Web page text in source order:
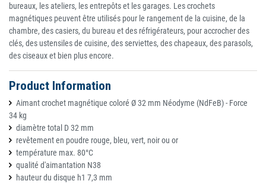
bureaux, les ateliers, les entrepôts et les garages. Les crochets
magnétiques peuvent être utilisés pour le rangement de la cuisine, de la
chambre, des casiers, du bureau et des réfrigérateurs, pour accrocher des
clés, des ustensiles de cuisine, des serviettes, des chapeaux, des parasols,
des ciseaux et bien plus encore.
Product Information
Aimant crochet magnétique coloré Ø 32 mm Néodyme (NdFeB) - Force
34 kg
diamètre total D 32 mm
revêtement en poudre rouge, bleu, vert, noir ou or
température max. 80°C
qualité d'aimantation N38
hauteur du disque h1 7,3 mm